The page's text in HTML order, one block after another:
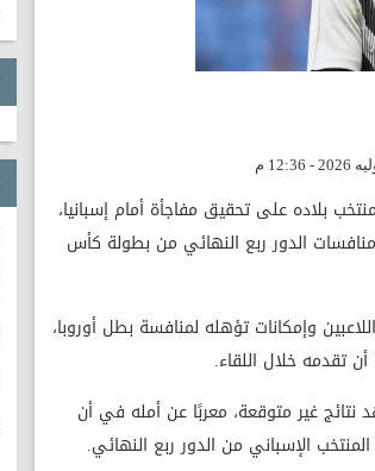
بلاده على تحقيق مفاجأة أمام إسبانيا،
الدور ربع النهائي من بطولة كأس
وإمكانات تؤهله لمنافسة بطل أوروبا،
تقدمه خلال اللقاء.
غير متوقعة، معربًا عن أمله في أن
الإسباني من الدور ربع النهائي.